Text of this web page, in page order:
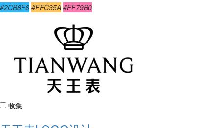
#2CB8F6 #FFC35A #FF79B0
收集